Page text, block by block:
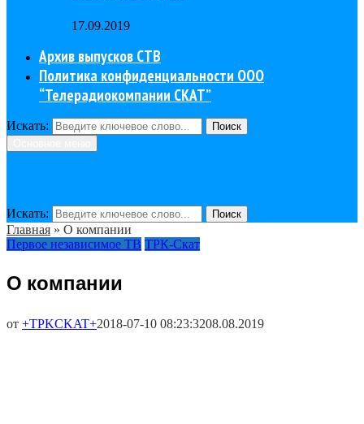
17.09.2019
Архив выпусков СТВ
Политика конфиденциальности ООО
“Телерадиокомпании СКАТ”
Искать:
Поиск
Искать: Поиск
Главная » О компании
Первое независимое ТВ ТРК-Скат
О компании
от +TPKCKAT+2018-07-10 08:23:3208.08.2019